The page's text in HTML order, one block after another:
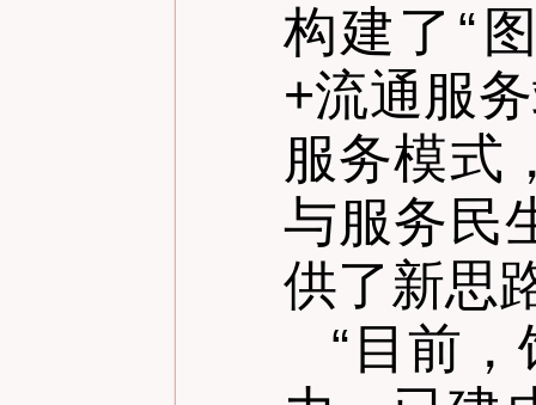
构建了 “
+流通服
服务模式
与服务民
供了新思
“ 目前